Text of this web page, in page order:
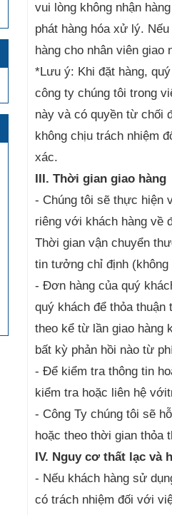
vui lòng không nhận
phát hàng hóa xử lý.
hàng cho nhân viên giao
*Lưu ý: Khi đặt hàng,
công ty chúng tôi trong
này và có quyền từ chối
không chịu trách nhiệm
xác.
III. Thời gian giao hàng
- Chúng tôi sẽ thực hiện
riêng với khách hàng về
Thời gian vận chuyển
tin tưởng chỉ định
- Đơn hàng của quý
quý khách để thỏa
theo kể từ lần giao hàng
bất kỳ phản hồi nào từ
- Để kiểm tra thông tin
kiểm tra hoặc liên hệ
- Công Ty chúng tôi sẽ
hoặc theo thời gian thỏa
IV. Nguy cơ thất lạc và
- Nếu khách hàng sử
có trách nhiệm đối với